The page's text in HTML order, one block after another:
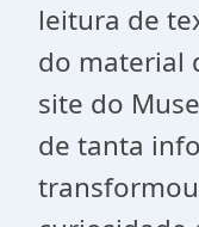
leitura de
do material
site do
de tanta